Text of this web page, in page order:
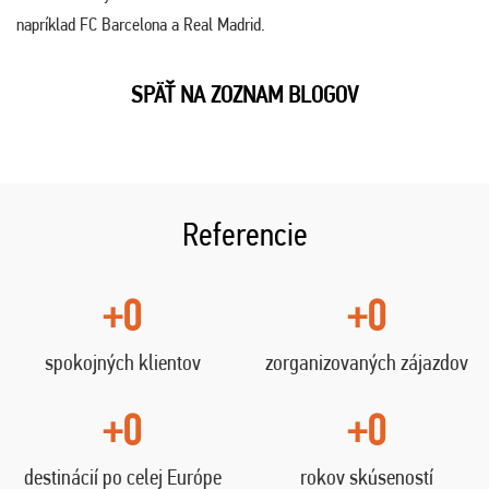
napríklad FC Barcelona a Real Madrid.
SPÄŤ NA ZOZNAM BLOGOV
Referencie
+0
spokojných klientov
+0
zorganizovaných zájazdov
+0
destinácií po celej Európe
+0
rokov skúseností